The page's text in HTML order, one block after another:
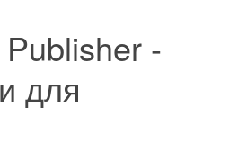
Publisher -
для